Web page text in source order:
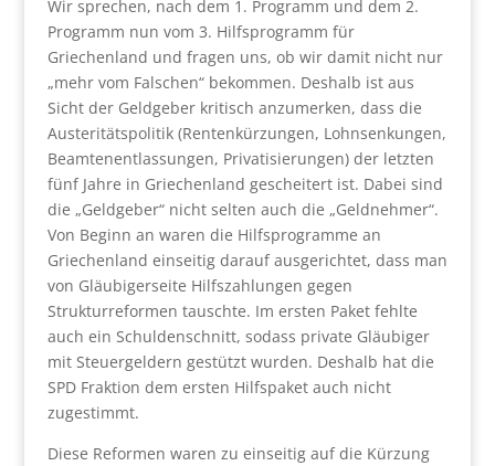
Wir sprechen, nach dem 1. Programm und dem 2.
Programm nun vom 3. Hilfsprogramm für
Griechenland und fragen uns, ob wir damit nicht nur
„mehr vom Falschen“ bekommen. Deshalb ist aus
Sicht der Geldgeber kritisch anzumerken, dass die
Austeritätspolitik (Rentenkürzungen, Lohnsenkungen,
Beamtenentlassungen, Privatisierungen) der letzten
fünf Jahre in Griechenland gescheitert ist. Dabei sind
die „Geldgeber“ nicht selten auch die „Geldnehmer“.
Von Beginn an waren die Hilfsprogramme an
Griechenland einseitig darauf ausgerichtet, dass man
von Gläubigerseite Hilfszahlungen gegen
Strukturreformen tauschte. Im ersten Paket fehlte
auch ein Schuldenschnitt, sodass private Gläubiger
mit Steuergeldern gestützt wurden. Deshalb hat die
SPD Fraktion dem ersten Hilfspaket auch nicht
zugestimmt.
Diese Reformen waren zu einseitig auf die Kürzung